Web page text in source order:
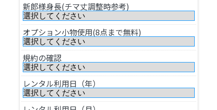
新郎様身長(チマ丈調整時参考)
オプション小物使用(8点まで無料)
規約の確認
レンタル利用日（年）